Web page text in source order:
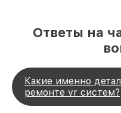
спектр работ по
Опытные
оборудование, чтобы
обслуживания. Для
записи на
телефону +7 (383)
офис по адресу ул.
Ответы на
Какие именно
ремонте vr систем?